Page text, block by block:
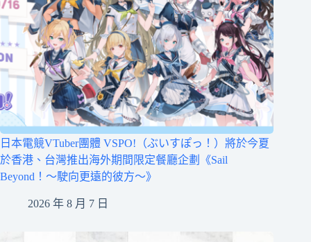
日本電競VTuber團體 VSPO!（ぶいすぽっ！）將於今夏
於香港、台灣推出海外期間限定餐廳企劃《Sail
Beyond！～駛向更遠的彼方～》
2026 年 8 月 7 日